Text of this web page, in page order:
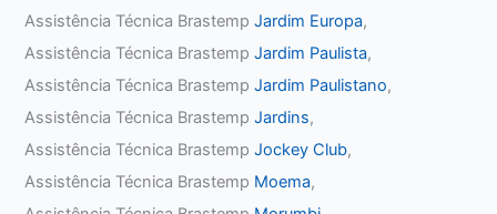
Assistência Técnica BrastempJardim Europa,
Assistência Técnica BrastempJardim Paulista,
Assistência Técnica BrastempJardim Paulistano,
Assistência Técnica BrastempJardins,
Assistência Técnica BrastempJockey Club,
Assistência Técnica Brastemp Moema,